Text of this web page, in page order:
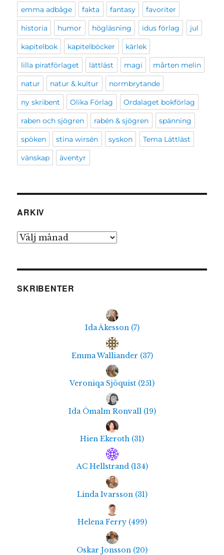
emma adbåge fakta fantasy favoriter
historia humor högläsning idus förlag jul
kapitelbok kapitelböcker kärlek
lilla piratförlaget lättläst magi mårten melin
natur natur & kultur normbrytande
ny skribent Olika Förlag Ordalaget bokförlag
raben och sjögren rabén & sjögren spänning
spöken stina wirsén syskon Tema Lättläst
vänskap äventyr
ARKIV
Arkiv
SKRIBENTER
Ida Åkesson (7)
Emma Walliander (37)
Veroniqa Sjöquist (251)
Ida Ömalm Ronvall (19)
Hien Ekeroth (31)
AC Hellstrand (134)
Linda Ivarsson (31)
Helena Ferry (499)
Oskar Jonsson (20)